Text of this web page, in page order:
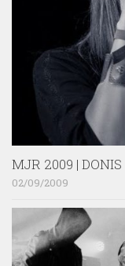
MJR 2009 | DONIS
02/09/2009